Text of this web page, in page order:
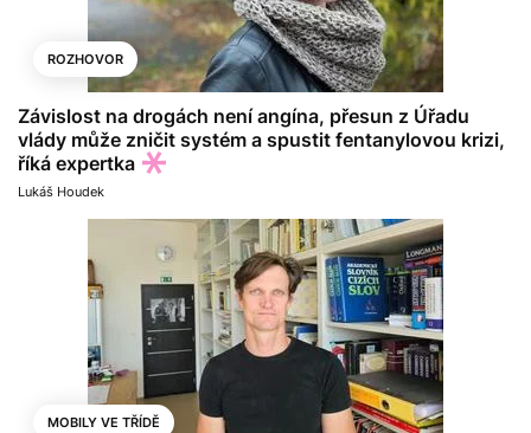
ROZHOVOR
Závislost na drogách není angína, přesun z Úřadu
vlády může zničit systém a spustit fentanylovou krizi,
říká expertka
Lukáš Houdek
MOBILY VE TŘÍDĚ